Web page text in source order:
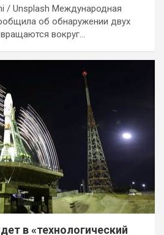
/ Unsplash Международная
об обнаружении двух
вокруг…
в «технологический